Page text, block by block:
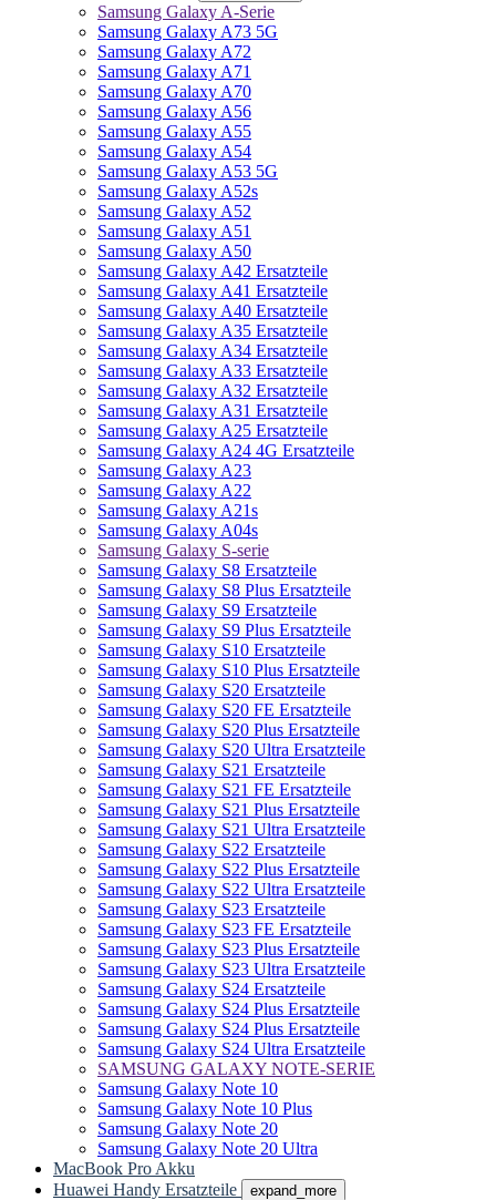
Samsung Galaxy A-Serie
Samsung Galaxy A73 5G
Samsung Galaxy A72
Samsung Galaxy A71
Samsung Galaxy A70
Samsung Galaxy A56
Samsung Galaxy A55
Samsung Galaxy A54
Samsung Galaxy A53 5G
Samsung Galaxy A52s
Samsung Galaxy A52
Samsung Galaxy A51
Samsung Galaxy A50
Samsung Galaxy A42 Ersatzteile
Samsung Galaxy A41 Ersatzteile
Samsung Galaxy A40 Ersatzteile
Samsung Galaxy A35 Ersatzteile
Samsung Galaxy A34 Ersatzteile
Samsung Galaxy A33 Ersatzteile
Samsung Galaxy A32 Ersatzteile
Samsung Galaxy A31 Ersatzteile
Samsung Galaxy A25 Ersatzteile
Samsung Galaxy A24 4G Ersatzteile
Samsung Galaxy A23
Samsung Galaxy A22
Samsung Galaxy A21s
Samsung Galaxy A04s
Samsung Galaxy S-serie
Samsung Galaxy S8 Ersatzteile
Samsung Galaxy S8 Plus Ersatzteile
Samsung Galaxy S9 Ersatzteile
Samsung Galaxy S9 Plus Ersatzteile
Samsung Galaxy S10 Ersatzteile
Samsung Galaxy S10 Plus Ersatzteile
Samsung Galaxy S20 Ersatzteile
Samsung Galaxy S20 FE Ersatzteile
Samsung Galaxy S20 Plus Ersatzteile
Samsung Galaxy S20 Ultra Ersatzteile
Samsung Galaxy S21 Ersatzteile
Samsung Galaxy S21 FE Ersatzteile
Samsung Galaxy S21 Plus Ersatzteile
Samsung Galaxy S21 Ultra Ersatzteile
Samsung Galaxy S22 Ersatzteile
Samsung Galaxy S22 Plus Ersatzteile
Samsung Galaxy S22 Ultra Ersatzteile
Samsung Galaxy S23 Ersatzteile
Samsung Galaxy S23 FE Ersatzteile
Samsung Galaxy S23 Plus Ersatzteile
Samsung Galaxy S23 Ultra Ersatzteile
Samsung Galaxy S24 Ersatzteile
Samsung Galaxy S24 Plus Ersatzteile
Samsung Galaxy S24 Plus Ersatzteile
Samsung Galaxy S24 Ultra Ersatzteile
SAMSUNG GALAXY NOTE-SERIE
Samsung Galaxy Note 10
Samsung Galaxy Note 10 Plus
Samsung Galaxy Note 20
Samsung Galaxy Note 20 Ultra
MacBook Pro Akku
Huawei Handy Ersatzteile
expand_more